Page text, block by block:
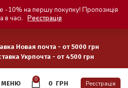
Новая почта - от 5000 грн
Укрпочта - от 4500 грн
МЕНЮ
0
0 ГРН Реєстрація
-10% на першу покупку! Пропозиція
часі. Реєстрація